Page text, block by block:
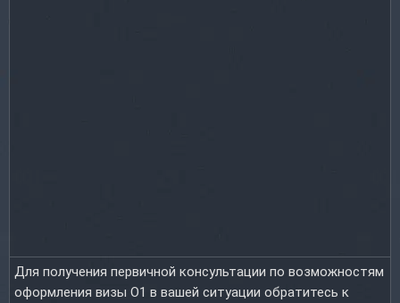
Для получения первичной консультации по возможностям
оформления визы O1 в вашей ситуации обратитесь к